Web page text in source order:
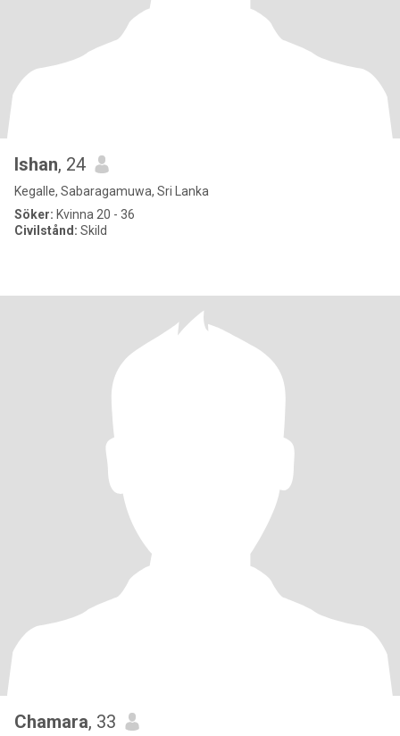
Ishan, 24
Kegalle, Sabaragamuwa, Sri Lanka
Söker: Kvinna 20 - 36
Civilstånd: Skild
Chamara, 33